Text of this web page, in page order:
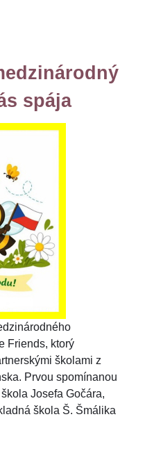
spája
Friends, ktorý
školami z
Prvou spomínanou
Josefa Gočára,
škola Š. Šmálika